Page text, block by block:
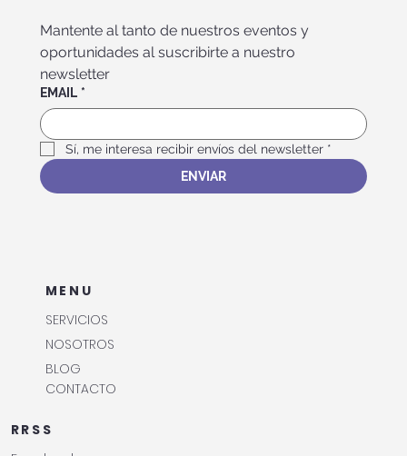
Mantente al tanto de nuestros eventos y
oportunidades al suscribirte a nuestro
newsletter
EMAIL *
MENU
SERVICIOS
BLOG
CONTACTO